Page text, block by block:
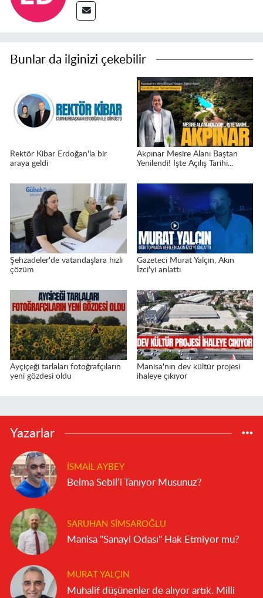
Bunlar da ilginizi çekebilir
Rektör Kibar Erdoğan'la bir
araya geldi
Akpınar Mesire Alanı Baştan
Yenilendi! İşte Açılış Tarihi...
Şehzadeler'de vatandaşlara hızlı
çözüm
Gazeteci Murat Yalçın, Akın
İzci'yi anlattı
Ayçiçeği tarlaları fotoğrafçıların
yeni gözdesi oldu
Manisa'nın dev kültür projesi
ihaleye çıkıyor
Yazarlar
İSMAIL AYBEY
Belma Sebil’i Tanıyor Musunuz?
SARUHAN SIMSAROĞLU
Manisa "Sanayi Odası" Hak Etmiyor mu?
MURAT YALÇIN
Muhalif düşünenler de alıyor artık. Milli